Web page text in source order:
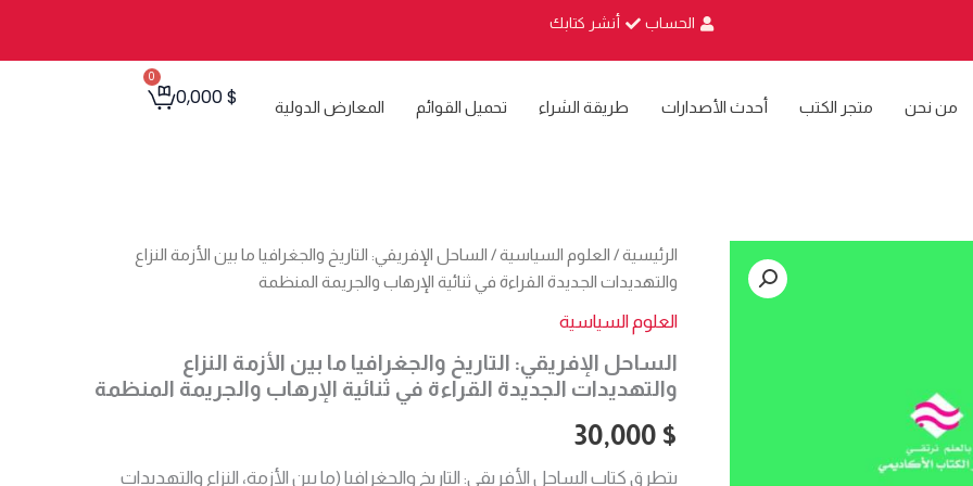
الحساب أنشر كتابك
من نحن متجر الكتب أحدث الأصدارات طريقة الشراء تحميل القوائم المعارض الدولية 0,000$
0
Cart
الرئيسية/ العلوم السياسية/ الساحل الإفريقي: التاريخ والجغرافيا ما بين الأزمة النزاع
والتهديدات الجديدة القراءة في ثنائية الإرهاب والجريمة المنظمة
العلوم السياسية
الساحل الإفريقي: التاريخ والجغرافيا ما بين الأزمة النزاع
والتهديدات الجديدة القراءة في ثنائية الإرهاب والجريمة المنظمة
30,000 $
يتطرق كتاب الساحل الأفريقي: التاريخ والجغرافيا (ما بين الأزمة، النزاع والتهديدات
كمية
الساحل
الإفريقي:
التاريخ
والجغرافيا
ما
بين
الأزمة
النزاع
والتهديدات
الجديدة